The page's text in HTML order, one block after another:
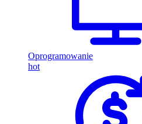
Oprogramowanie
hot